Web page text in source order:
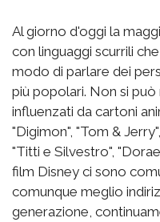
Al giorno d'oggi la
con linguaggi scurrili
modo di parlare dei
più popolari. Non si
influenzati da cartoni
"Digimon", "Tom &
"Titti e Silvestro",
film Disney ci sono
comunque meglio
generazione,